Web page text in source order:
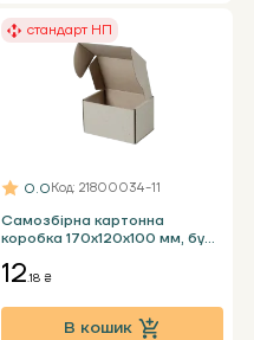
стандарт НП
Самозбірна картонна
коробка 170x120x100 мм, бура
пошти
0.0Код: 21800034-11
12.18 ₴
В кошик